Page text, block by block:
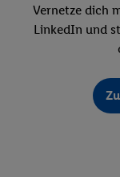
Vernetze dich
LinkedIn und